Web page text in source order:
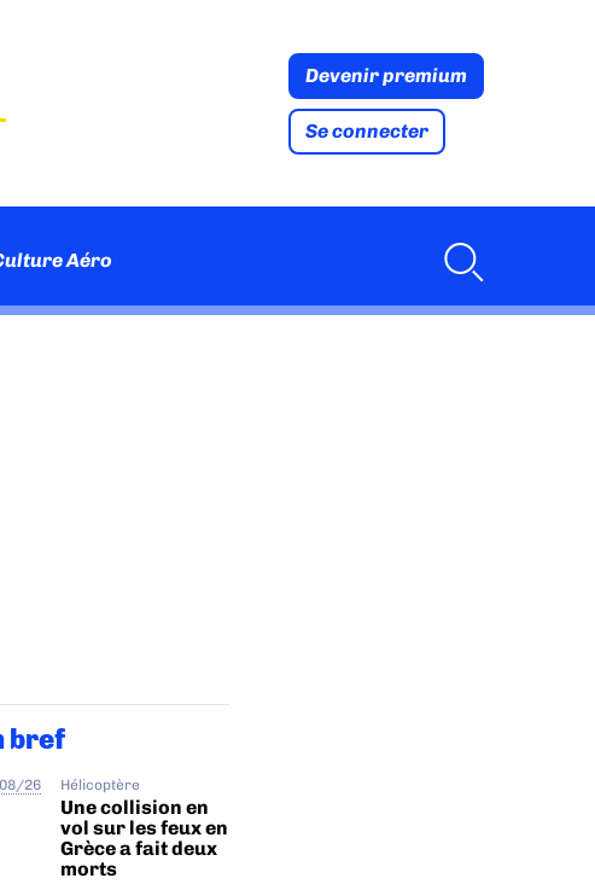
Devenir premium
Se connecter
Aéro
bref
26 Hélicoptère
Une collision en
vol sur les feux en
Grèce a fait deux
morts